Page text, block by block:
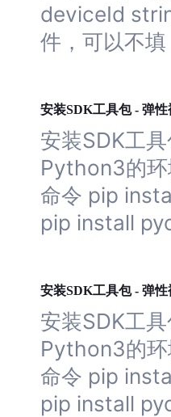
deviceId
件，可以不
安装SDK工具包 - 弹性
安装SDK工
Python3的
命令 pip
pip install
安装SDK工具包 - 弹性
安装SDK工
Python3的
命令 pip
pip install